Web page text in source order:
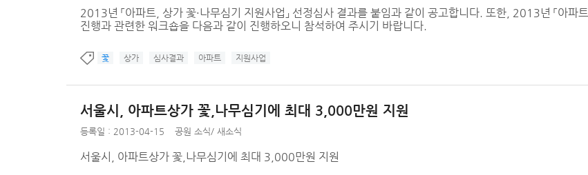
2013년 「아파트, 상가 꽃·나무심기 지원사업」 선정심사 결과를 붙임과 같이 공고합니다. 또한, 2013년 「아파
진행과 관련한 워크숍을 다음과 같이 진행하오니 참석하여 주시기 바랍니다.
꽃 상가 심사결과 아파트 지원사업
서울시, 아파트상가 꽃,나무심기에 최대 3,000만원 지원
등록일 : 2013-04-15 공원 소식/ 새소식
서울시, 아파트상가 꽃,나무심기에 최대 3,000만원 지원